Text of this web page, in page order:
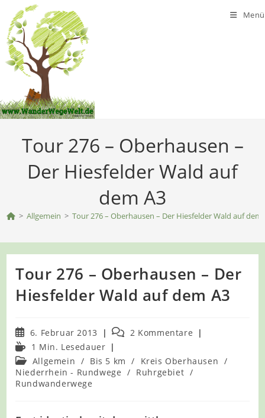
Inhalt
springen
Menü
Tour 276 – Oberhausen –
Der Hiesfelder Wald auf
dem A3
> Allgemein > Tour 276 – Oberhausen – Der Hiesfelder Wald auf dem
Tour 276 – Oberhausen – Der
Hiesfelder Wald auf dem A3
Beitrag
veröffentlicht:
6. Februar 2013
Beitrags-
Kommentare:
2 Kommentare
Lesedauer:
1 Min. Lesedauer
Beitrags-
Kategorie:
Allgemein / Bis 5 km / Kreis Oberhausen /
Niederrhein - Rundwege / Ruhrgebiet /
Rundwanderwege